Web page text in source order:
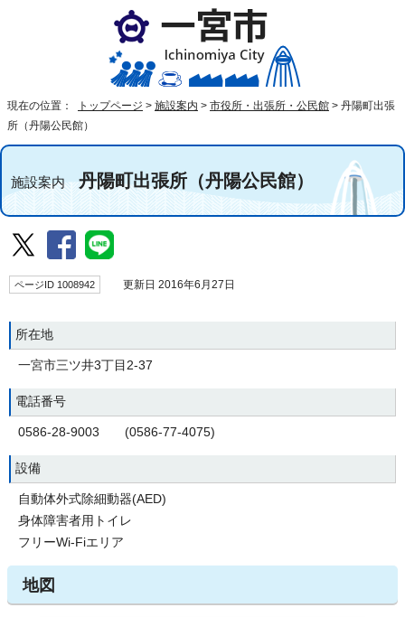
現在の位置： トップページ > 施設案内 > 市役所・出張所・公民館 > 丹陽町出張
所（丹陽公民館）
施設案内丹陽町出張所（丹陽公民館）
ページID 1008942 更新日 2016年6月27日
所在地
一宮市三ツ井3丁目2-37
電話番号
0586-28-9003 (0586-77-4075)
設備
自動体外式除細動器(AED)
身体障害者用トイレ
フリーWi-Fiエリア
地図